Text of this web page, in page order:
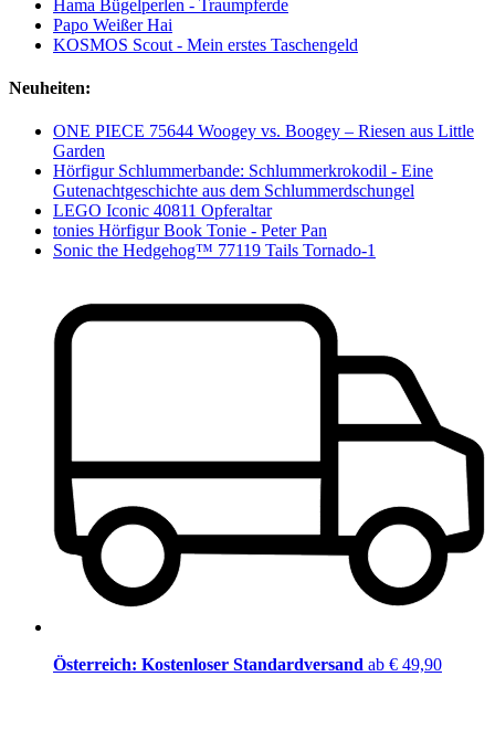
Hama Bügelperlen - Traumpferde
Papo Weißer Hai
KOSMOS Scout - Mein erstes Taschengeld
Neuheiten:
ONE PIECE 75644 Woogey vs. Boogey – Riesen aus Little
Garden
Hörfigur Schlummerbande: Schlummerkrokodil - Eine
Gutenachtgeschichte aus dem Schlummerdschungel
LEGO Iconic 40811 Opferaltar
tonies Hörfigur Book Tonie - Peter Pan
Sonic the Hedgehog™ 77119 Tails Tornado-1
Österreich: Kostenloser Standardversand ab € 49,90